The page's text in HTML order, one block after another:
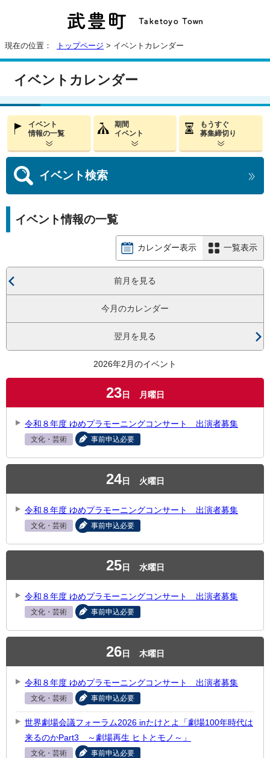
現在の位置： トップページ > イベントカレンダー
イベントカレンダー
イベント
情報の一覧
期間
イベント
もうすぐ
募集締切り
イベント検索
イベント情報の一覧
カレンダー表示 一覧表示
前月を見る
今月のカレンダー
翌月を見る
2026年2月のイベント
23日 月曜日
令和８年度 ゆめプラモーニングコンサート 出演者募集
文化・芸術 事前申込必要
24日 火曜日
令和８年度 ゆめプラモーニングコンサート 出演者募集
文化・芸術 事前申込必要
25日 水曜日
令和８年度 ゆめプラモーニングコンサート 出演者募集
文化・芸術 事前申込必要
26日 木曜日
令和８年度 ゆめプラモーニングコンサート 出演者募集
文化・芸術 事前申込必要
世界劇場会議フォーラム2026 inたけとよ「劇場100年時代は
来るのかPart3 ～劇場再生 ヒトとモノ～」
文化・芸術 事前申込必要